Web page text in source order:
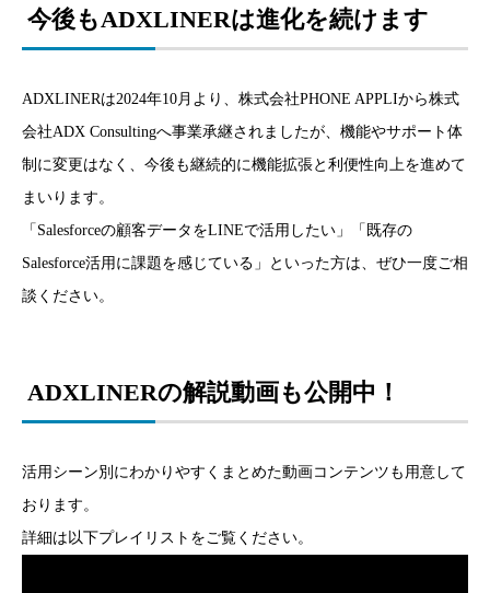
今後もADXLINERは進化を続けます
ADXLINERは2024年10月より、株式会社PHONE APPLIから株式
会社ADX Consultingへ事業承継されましたが、機能やサポート体
制に変更はなく、今後も継続的に機能拡張と利便性向上を進めて
まいります。
「Salesforceの顧客データをLINEで活用したい」「既存の
Salesforce活用に課題を感じている」といった方は、ぜひ一度ご相
談ください。
ADXLINERの解説動画も公開中！
活用シーン別にわかりやすくまとめた動画コンテンツも用意して
おります。
詳細は以下プレイリストをご覧ください。